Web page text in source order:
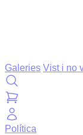
Galeries Vist i no
Política